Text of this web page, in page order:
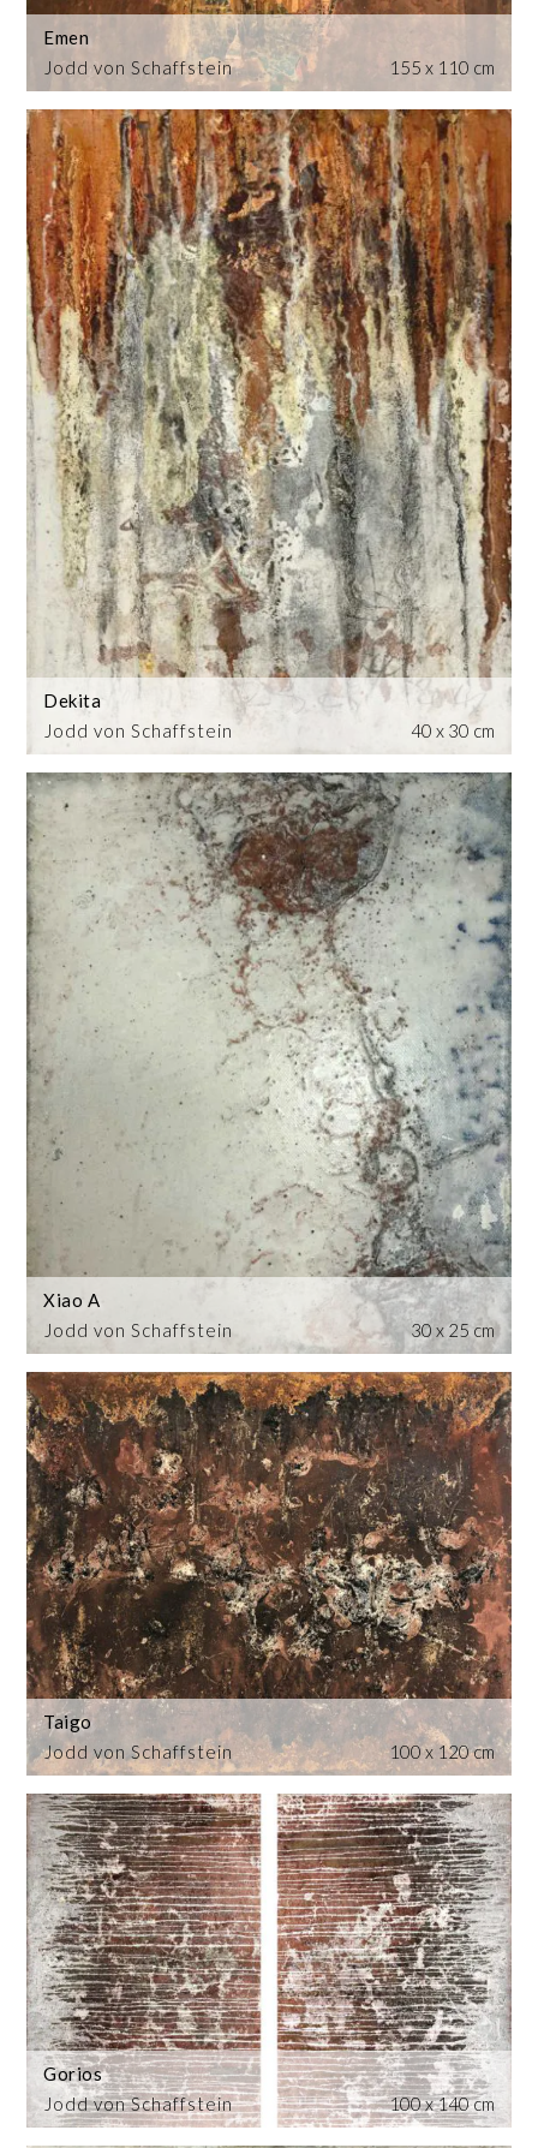
Jodd von Schaffstein
Emen
155 x 110 cm
Jodd von Schaffstein
Dekita
40 x 30 cm
Jodd von Schaffstein
Xiao A
30 x 25 cm
Jodd von Schaffstein
Taigo
100 x 120 cm
Jodd von Schaffstein
Gorios
100 x 140 cm